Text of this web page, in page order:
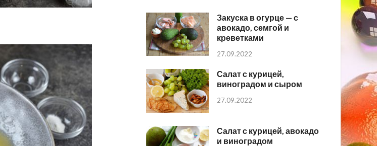
Закуска в огурце — с
авокадо, семгой и
креветками
27.09.2022
Салат с курицей,
виноградом и сыром
27.09.2022
Салат с курицей, авокадо
и виноградом